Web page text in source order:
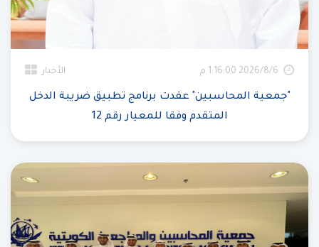
6‏‏/8‏‏/2026 1:16:00 م الأخبار
"جمعية المحاسبين" عقدت برنامج تطبيق ضريبة الدخل
المتقدم وفقا للمعيار رقم 12